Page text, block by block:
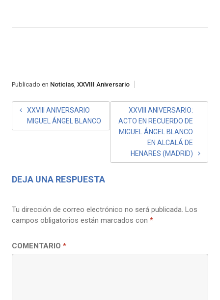
Publicado en Noticias, XXVIII Aniversario
NAVEGACIÓN
DE
XXVIII ANIVERSARIO
MIGUEL ÁNGEL BLANCO
XXVIII ANIVERSARIO:
ACTO EN RECUERDO DE
MIGUEL ÁNGEL BLANCO
EN ALCALÁ DE
HENARES (MADRID)
DEJA UNA RESPUESTA
Tu dirección de correo electrónico no será publicada. Los
campos obligatorios están marcados con *
COMENTARIO *